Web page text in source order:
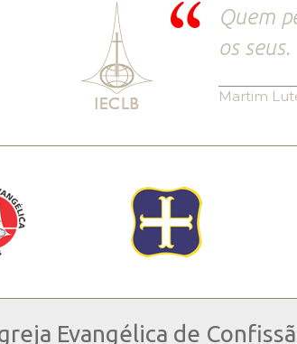
Quem
os seus.
Martim
Evangélica de